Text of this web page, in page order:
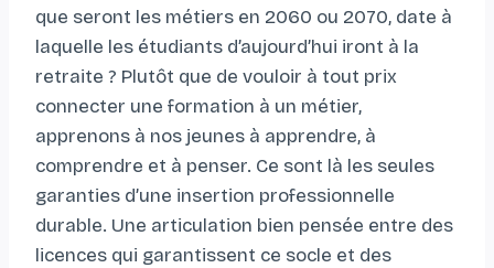
que seront les métiers en 2060 ou 2070, date à
laquelle les étudiants d’aujourd’hui iront à la
retraite ? Plutôt que de vouloir à tout prix
connecter une formation à un métier,
apprenons à nos jeunes à apprendre, à
comprendre et à penser. Ce sont là les seules
garanties d’une insertion professionnelle
durable. Une articulation bien pensée entre des
licences qui garantissent ce socle et des